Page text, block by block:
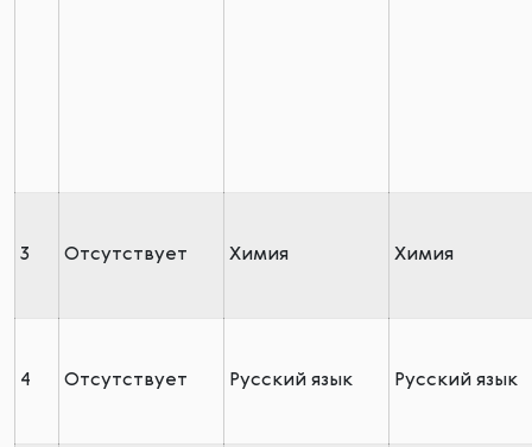
3 Отсутствует Химия Химия
4 Отсутствует Русский язык Русский язык